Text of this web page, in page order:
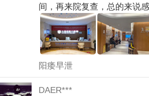
间，再来院复查，总的来说感
阳痿早泄
DAER***